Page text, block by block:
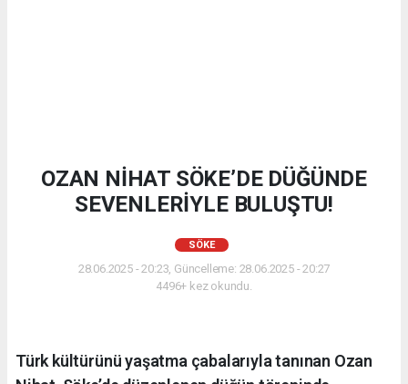
OZAN NİHAT SÖKE’DE DÜĞÜNDE
SEVENLERİYLE BULUŞTU!
SÖKE
28.06.2025 - 20:23, Güncelleme: 28.06.2025 - 20:27
4496+ kez okundu.
Türk kültürünü yaşatma çabalarıyla tanınan Ozan